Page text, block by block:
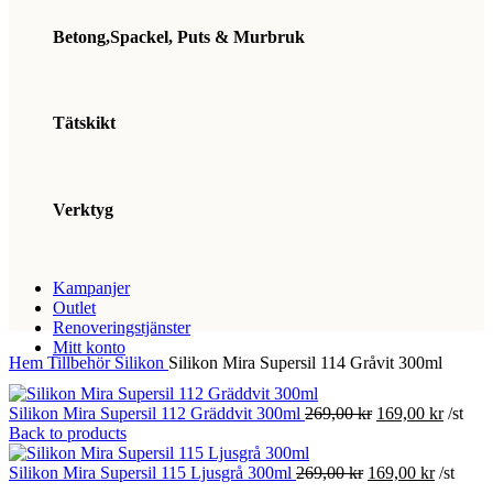
Betong,Spackel, Puts & Murbruk
Tätskikt
Verktyg
Kampanjer
Outlet
Renoveringstjänster
Mitt konto
Hem Tillbehör Silikon Silikon Mira Supersil 114 Gråvit 300ml
Silikon Mira Supersil 112 Gräddvit 300ml 269,00kr Det
var:
169,00 krDet
är:
/st
Back to products
Silikon Mira Supersil 115 Ljusgrå 300ml 269,00kr Det
169,00 krDet
/st